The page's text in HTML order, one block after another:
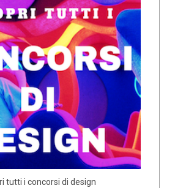
tutti i concorsi di design